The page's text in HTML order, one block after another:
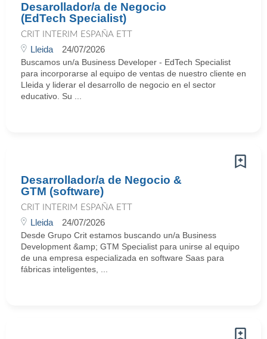
Desarollador/a de Negocio
(EdTech Specialist)
CRIT INTERIM ESPAÑA ETT
Lleida 24/07/2026
Buscamos un/a Business Developer - EdTech Specialist
para incorporarse al equipo de ventas de nuestro cliente en
Lleida y liderar el desarrollo de negocio en el sector
educativo. Su ...
Desarrollador/a de Negocio &
GTM (software)
CRIT INTERIM ESPAÑA ETT
Lleida 24/07/2026
Desde Grupo Crit estamos buscando un/a Business
Development &amp; GTM Specialist para unirse al equipo
de una empresa especializada en software Saas para
fábricas inteligentes, ...